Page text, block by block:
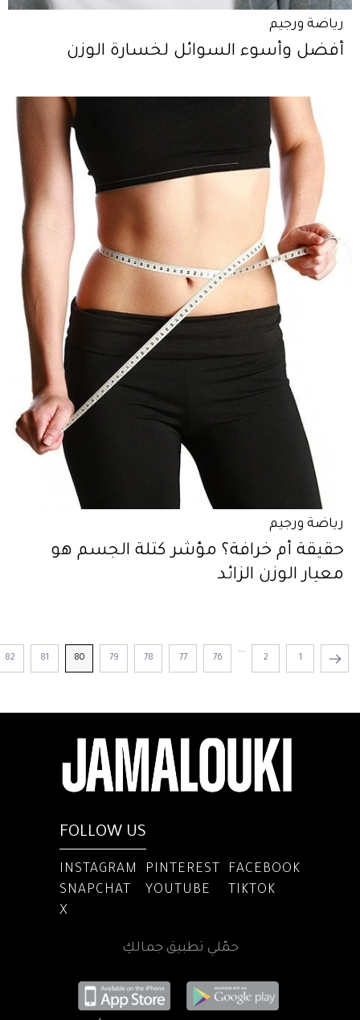
رياضة ورجيم
أفضل وأسوء السوائل لخسارة الوزن
رياضة ورجيم
حقيقة أم خرافة؟ مؤشّر كتلة الجسم هو
معيار الوزن الزائد
1
2
...
76
77
78
79
80
81
82
FOLLOW US
INSTAGRAM PINTEREST
FACEBOOK
SNAPCHAT
YOUTUBE
TIKTOK
X
حمّلي تطبيق جمالكِ